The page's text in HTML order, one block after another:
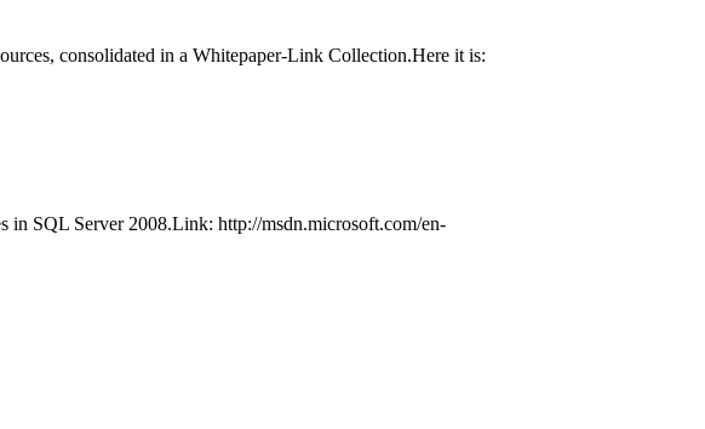
consolidated in a Whitepaper-Link Collection.Here it is:
SQL Server 2008.Link: http://msdn.microsoft.com/en-